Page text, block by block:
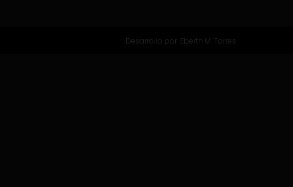
Desarrollo por: Eberth M. Torres